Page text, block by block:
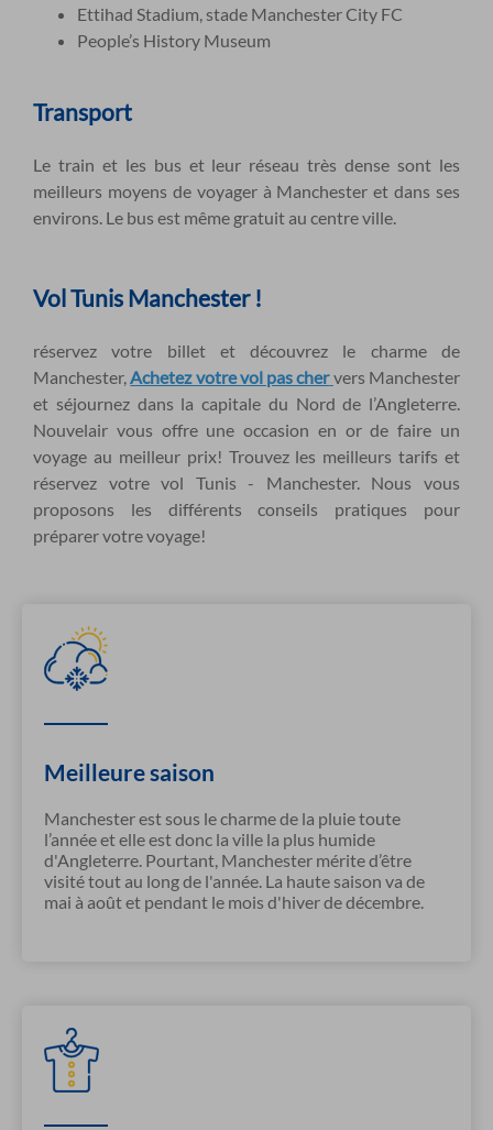
Ettihad Stadium, stade Manchester City FC
People’s History Museum
Transport
Le train et les bus et leur réseau très dense sont les
meilleurs moyens de voyager à Manchester et dans ses
environs. Le bus est même gratuit au centre ville.
Vol Tunis Manchester !
réservez votre billet et découvrez le charme de
Manchester,Achetez votre vol pas chervers Manchester
et séjournez dans la capitale du Nord de l’Angleterre.
Nouvelair vous offre une occasion en or de faire un
voyage au meilleur prix! Trouvez les meilleurs tarifs et
réservez votre vol Tunis - Manchester. Nous vous
proposons les différents conseils pratiques pour
préparer votre voyage!
Meilleure saison
Manchester est sous le charme de la pluie toute
l’année et elle est donc la ville la plus humide
d'Angleterre. Pourtant, Manchester mérite d’être
visité tout au long de l'année. La haute saison va de
mai à août et pendant le mois d'hiver de décembre.